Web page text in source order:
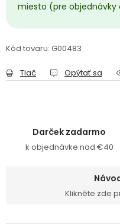
miesto (pre objednávky
Kód tovaru: G00483
Tlač Opýtať sa
Darček zadarmo
k objednávke nad €40
Klikněte zde